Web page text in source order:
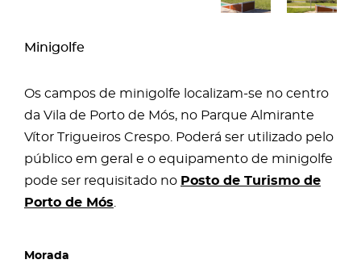
Minigolfe
Os campos de minigolfe localizam-se no centro
da Vila de Porto de Mós, no Parque Almirante
Vítor Trigueiros Crespo. Poderá ser utilizado pelo
público em geral e o equipamento de minigolfe
pode ser requisitado no Posto de Turismo de
Porto de Mós
Morada